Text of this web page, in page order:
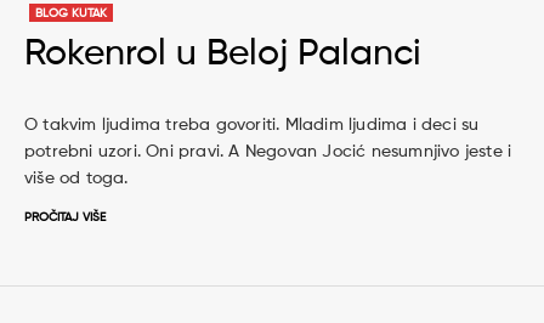
BLOG KUTAK
Rokenrol u Beloj Palanci
O takvim ljudima treba govoriti. Mladim ljudima i deci su
potrebni uzori. Oni pravi. A Negovan Jocić nesumnjivo jeste i
više od toga.
PROČITAJ VIŠE